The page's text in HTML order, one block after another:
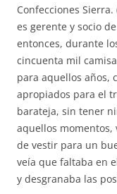
Confecciones
es gerente y socio
entonces, durante
cincuenta mil
para aquellos años,
apropiados para el
barateja, sin tener
aquellos momentos,
de vestir para un
veía que faltaba en
y desgranaba las